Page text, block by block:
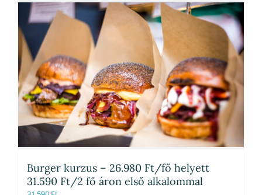
Burger kurzus – 26.980 Ft/fő helyett
31.590 Ft/2 fő áron első alkalommal